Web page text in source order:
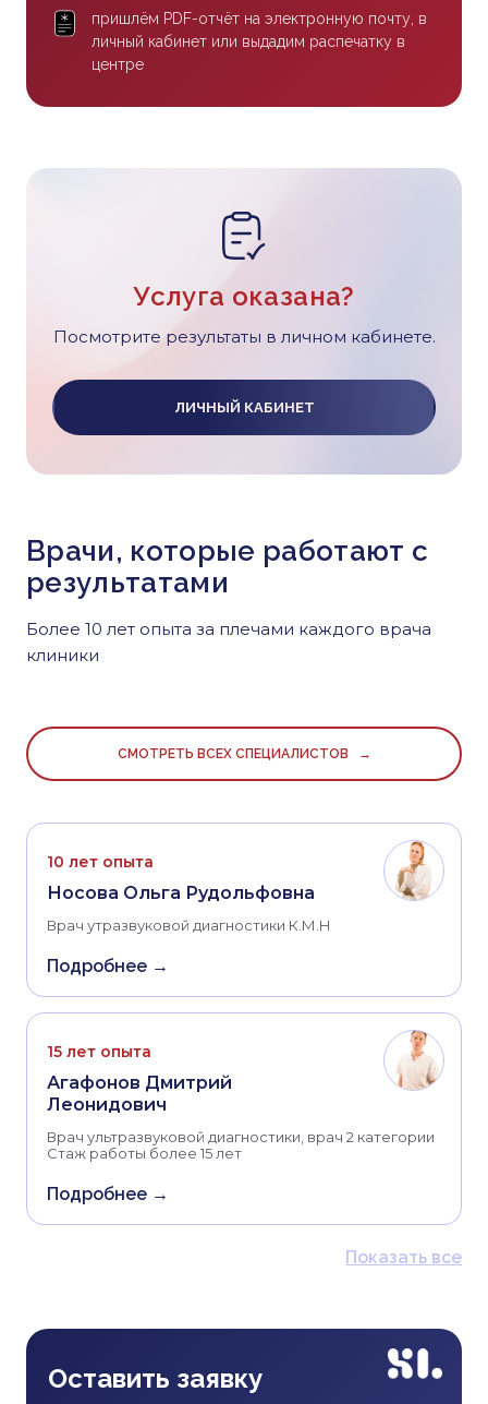
пришлём PDF-отчёт на электронную почту, в
личный кабинет или выдадим распечатку в
центре
Услуга оказана?
Посмотрите результаты в личном кабинете.
ЛИЧНЫЙ КАБИНЕТ
Врачи, которые работают с
результатами
Более 10 лет опыта за плечами каждого врача
клиники
СМОТРЕТЬ ВСЕХ СПЕЦИАЛИСТОВ →
10 лет опыта
Носова Ольга Рудольфовна
Врач утразвуковой диагностики К.М.Н
Подробнее →
15 лет опыта
Агафонов Дмитрий
Леонидович
Врач ультразвуковой диагностики, врач 2 категории
Стаж работы более 15 лет
Подробнее →
Показать все
Оставить заявку